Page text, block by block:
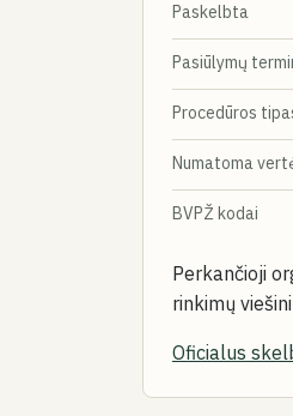
Paskelbta
Pasiūlymų
Procedūros
Numatoma
BVPŽ kodai
Perkančioji
rinkimų
Oficialus